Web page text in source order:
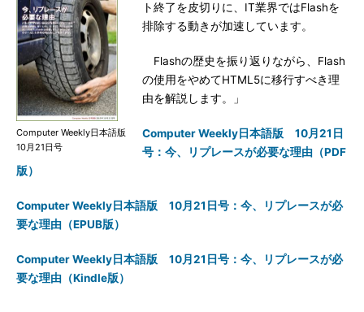
Computer Weekly日本語版
10月21日号
ト終了を皮切りに、IT業界ではFlashを
排除する動きが加速しています。
Flashの歴史を振り返りながら、Flash
の使用をやめてHTML5に移行すべき理
由を解説します。」
Computer Weekly日本語版 10月21日
号：今、リプレースが必要な理由（PDF
版）
Computer Weekly日本語版 10月21日号：今、リプレースが必
要な理由（EPUB版）
Computer Weekly日本語版 10月21日号：今、リプレースが必
要な理由（Kindle版）